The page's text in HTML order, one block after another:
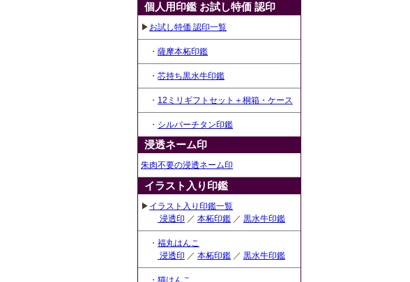
個人用印鑑 お試し特価 認印
▶ お試し特価 認印一覧
・ 薩摩本柘印鑑
・ 芯持ち黒水牛印鑑
・ 12ミリギフトセット＋桐箱・ケース
・ シルバーチタン印鑑
浸透ネーム印
朱肉不要の浸透ネーム印
イラスト入り印鑑
▶ イラスト入り印鑑一覧
浸透印 ／ 本柘印鑑 ／ 黒水牛印鑑
・ 福丸はんこ
浸透印 ／ 本柘印鑑 ／ 黒水牛印鑑
・ 猫はんこ